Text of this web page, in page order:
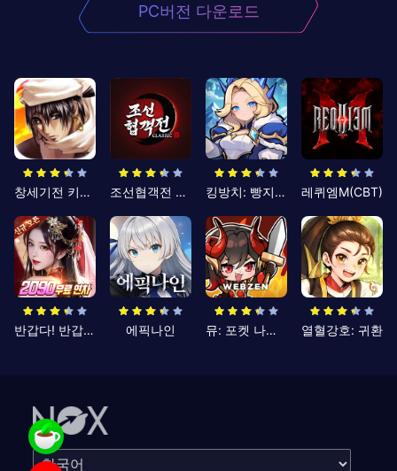
PC버전 다운로드
창세기전 키우기 조선협객전 클래식 킹방치: 빵지의 제왕 레퀴엠M(CBT)
반갑다! 반갑삼국지 에픽나인 뮤: 포켓 나이츠 열혈강호: 귀환